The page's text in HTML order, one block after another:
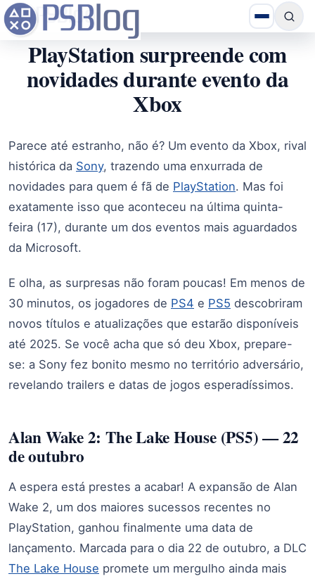
PlayStation surpreende com
novidades durante evento da
Xbox
Parece até estranho, não é? Um evento da Xbox, rival
histórica da Sony, trazendo uma enxurrada de
novidades para quem é fã de PlayStation. Mas foi
exatamente isso que aconteceu na última quinta-
feira (17), durante um dos eventos mais aguardados
da Microsoft.
E olha, as surpresas não foram poucas! Em menos de
30 minutos, os jogadores de PS4 e PS5 descobriram
novos títulos e atualizações que estarão disponíveis
até 2025. Se você acha que só deu Xbox, prepare-
se: a Sony fez bonito mesmo no território adversário,
revelando trailers e datas de jogos esperadíssimos.
Alan Wake 2: The Lake House (PS5) — 22
de outubro
A espera está prestes a acabar! A expansão de Alan
Wake 2, um dos maiores sucessos recentes no
PlayStation, ganhou finalmente uma data de
lançamento. Marcada para o dia 22 de outubro, a DLC
The Lake House promete um mergulho ainda mais